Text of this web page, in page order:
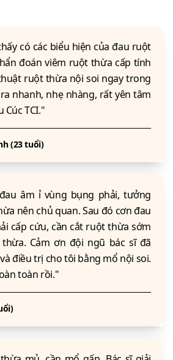
có các biểu hiện của đau ruột
đoán viêm ruột thừa cấp tính
ruột thừa nội soi ngay trong
nhanh, nhẹ nhàng, rất yên tâm
Cúc TCI."
(23 tuổi)
âm ỉ vùng bụng phải, tưởng
nên chủ quan. Sau đó cơn đau
cấp cứu, cần cắt ruột thừa sớm
Cảm ơn đội ngũ bác sĩ đã
điều trị cho tôi bằng mổ nội soi.
toàn rồi."